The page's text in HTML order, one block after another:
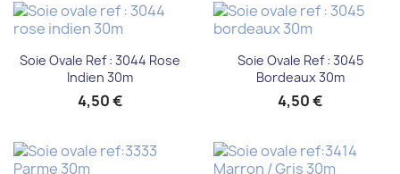
Soie Ovale Ref : 3044 Rose
Indien 30m
4,50 €
Soie Ovale Ref : 3045
Bordeaux 30m
4,50 €